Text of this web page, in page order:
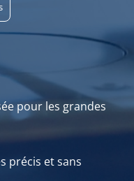
pour les grandes
précis et sans